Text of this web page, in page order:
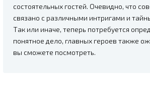
состоятельных гостей. Очевидно, что
связано с различными интригами и
Так или иначе, теперь потребуется
понятное дело, главных героев также
вы сможете посмотреть.